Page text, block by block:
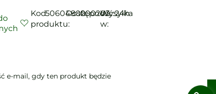
Kod
produktu:
5060480200203
Dostępność:
0
Wysyłka
w:
24h
e-mail, gdy ten produkt będzie